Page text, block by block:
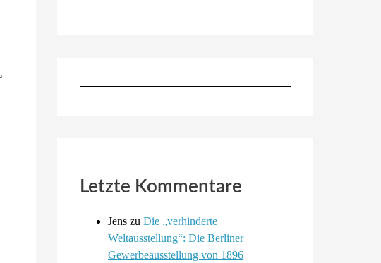
Letzte Kommentare
Jens zu Die „verhinderte
Weltausstellung“: Die Berliner
Gewerbeausstellung von 1896